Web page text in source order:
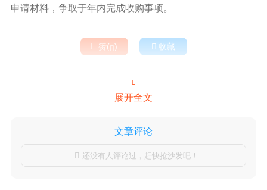
申请材料，争取于年内完成收购事项。
 赞()  收藏

展开全文
文章评论
 还没有人评论过，赶快抢沙发吧！